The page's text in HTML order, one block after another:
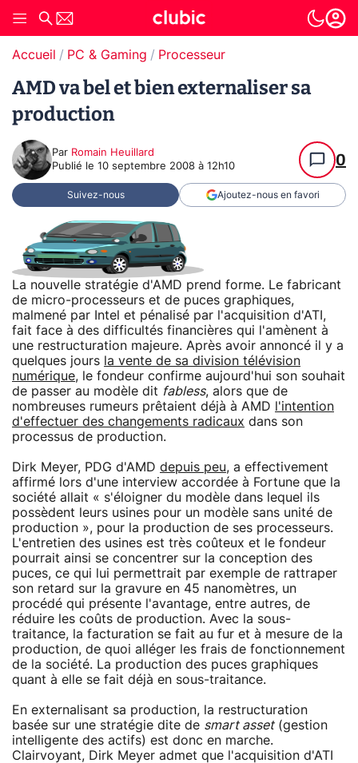
Accueil PC & Gaming Processeur
AMD va bel et bien externaliser sa
production
Par Romain Heuillard
Publié le 10 septembre 2008 à 12h10 0
Suivez-nous Ajoutez-nous en favori
La nouvelle stratégie d'AMD prend forme. Le fabricant
de micro-processeurs et de puces graphiques,
malmené par Intel et pénalisé par l'acquisition d'ATI,
fait face à des difficultés financières qui l'amènent à
une restructuration majeure. Après avoir annoncé il y a
quelques jours la vente de sa division télévision
numérique, le fondeur confirme aujourd'hui son souhait
de passer au modèle dit fabless, alors que de
nombreuses rumeurs prêtaient déjà à AMD
l'intention
d'effectuer des changements radicaux dans son
processus de production.
Dirk Meyer, PDG d'AMD depuis peu, a effectivement
affirmé lors d'une interview accordée à Fortune que la
société allait « s'éloigner du modèle dans lequel ils
possèdent leurs usines pour un modèle sans unité de
production », pour la production de ses processeurs.
L'entretien des usines est très coûteux et le fondeur
pourrait ainsi se concentrer sur la conception des
puces, ce qui lui permettrait par exemple de rattraper
son retard sur la gravure en 45 nanomètres, un
procédé qui présente l'avantage, entre autres, de
réduire les coûts de production. Avec la sous-
traitance, la facturation se fait au fur et à mesure de la
production, de quoi alléger les frais de fonctionnement
de la société. La production des puces graphiques
quant à elle se fait déjà en sous-traitance.
En externalisant sa production, la restructuration
basée sur une stratégie dite de smart asset(gestion
intelligente des actifs) est donc en marche.
Clairvoyant, Dirk Meyer admet que l'acquisition d'ATI